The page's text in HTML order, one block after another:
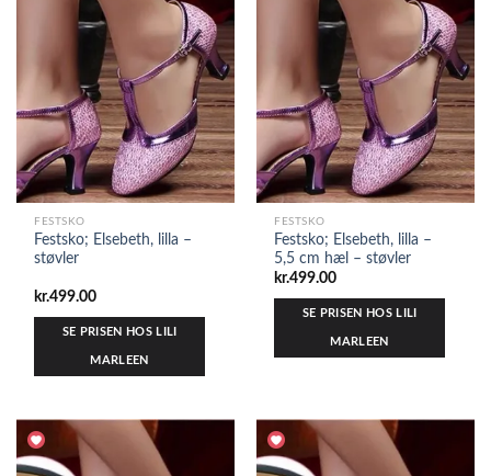
FESTSKO
Festsko; Elsebeth, lilla –
støvler
kr.499.00
SE PRISEN HOS LILI
MARLEEN
FESTSKO
Festsko; Elsebeth, lilla –
5,5 cm hæl – støvler
kr.499.00
SE PRISEN HOS LILI
MARLEEN